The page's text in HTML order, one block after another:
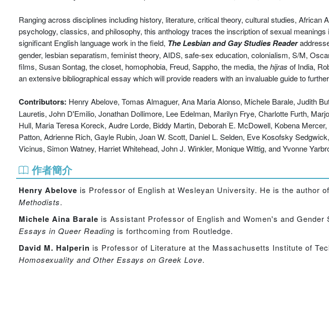
Ranging across disciplines including history, literature, critical theory, cultural studies, African
psychology, classics, and philosophy, this anthology traces the inscription of sexual
significant English language work in the field, The Lesbian and Gay StudiesReader
gender, lesbian separatism, feminist theory, AIDS, safe-sex education, colonialism, S/M,
films, Susan Sontag, the closet, homophobia, Freud, Sappho, the media, thehijras of India,
an extensive bibliographical essay which will provide readers with an invaluable guide to
Contributors: Henry Abelove, Tomas Almaguer, Ana Maria Alonso, Michele Barale, Judith
Lauretis, John D'Emilio, Jonathan Dollimore, Lee Edelman, Marilyn Frye, Charlotte Furth,
Hull, Maria Teresa Koreck, Audre Lorde, Biddy Martin, Deborah E. McDowell, Kobena
Patton, Adrienne Rich, Gayle Rubin, Joan W. Scott, Daniel L. Selden, Eve Kosofsky
Vicinus, Simon Watney, Harriet Whitehead, John J. Winkler, Monique Wittig, and Yvonne
作者簡介
Henry Abelove is Professor of English at Wesleyan University. He is the author of
Methodists.
Michele Aina Barale is Assistant Professor of English and Women's and Gender
Essays in Queer Reading is forthcoming from Routledge.
David M. Halperin is Professor of Literature at the Massachusetts Institute of
Homosexuality and Other Essays on Greek Love.